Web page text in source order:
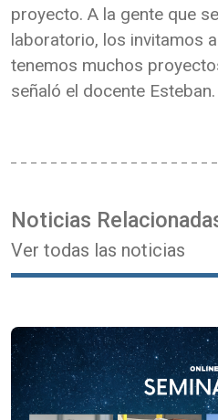
proyecto. A la gente que
laboratorio, los invitamos
tenemos muchos
señaló el docente Esteban.
Noticias
Ver todas las noticias